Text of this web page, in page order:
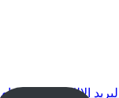
البريد الإلكتروني تيلقرام